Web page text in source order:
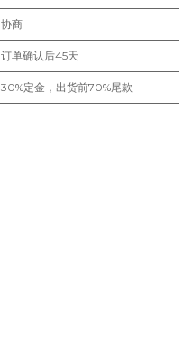
协商
订单确认后45天
30%定金，出货前70%尾款